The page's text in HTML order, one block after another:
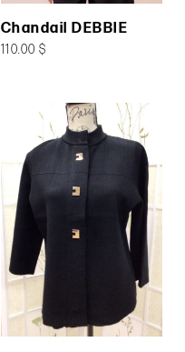
Chandail DEBBIE
110.00 $